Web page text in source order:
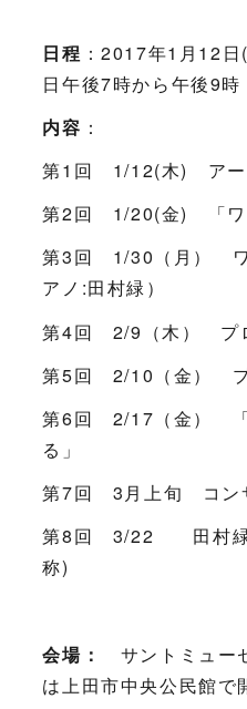
日程 ：2017年1月12
日午後7時から午後9時
内容 ：
第1回 1/12(木) アー
第2回 1/20(金) 「ワ
第3回 1/30（月） ワ
アノ:田村緑）
第4回 2/9（木） プ
第5回 2/10（金）
第6回 2/17（金） 「
る」
第7回 3月上旬 コン
第8回 3/22 田村緑
称)
会場： サントミュー
は上田市中央公民館で